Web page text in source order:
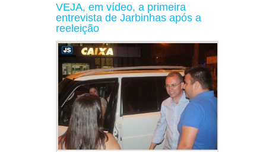
VEJA, em vídeo, a primeira
entrevista de Jarbinhas após a
reeleição